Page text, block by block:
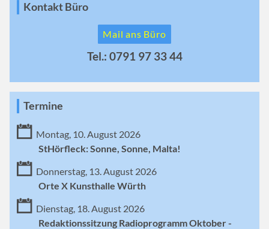
Kontakt Büro
Mail ans Büro
Tel.: 0791 97 33 44
Termine
Montag, 10. August 2026
StHörfleck: Sonne, Sonne, Malta!
Donnerstag, 13. August 2026
Orte X Kunsthalle Würth
Dienstag, 18. August 2026
Redaktionssitzung Radioprogramm Oktober -